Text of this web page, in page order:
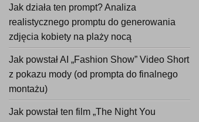
Jak działa ten prompt? Analiza
realistycznego promptu do generowania
zdjęcia kobiety na plaży nocą
Jak powstał AI „Fashion Show” Video Short
z pokazu mody (od prompta do finalnego
montażu)
Jak powstał ten film „The Night You